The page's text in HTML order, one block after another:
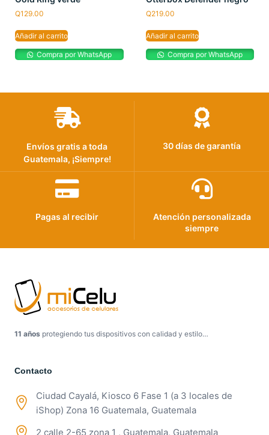
Q129.00
Añadir al carrito
Compra por WhatsApp
Q219.00
Añadir al carrito
Compra por WhatsApp
Envíos gratis a toda
Guatemala, ¡Siempre!
30 días de garantía
Pagas al recibir
Atención personalizada
siempre
11 años protegiendo tus dispositivos con calidad y estilo…
Contacto
Ciudad Cayalá, Kiosco 6 Fase 1 (a 3 locales de
iShop) Zona 16 Guatemala, Guatemala
2 calle 2-65 zona 1 , Guatemala, Guatemala